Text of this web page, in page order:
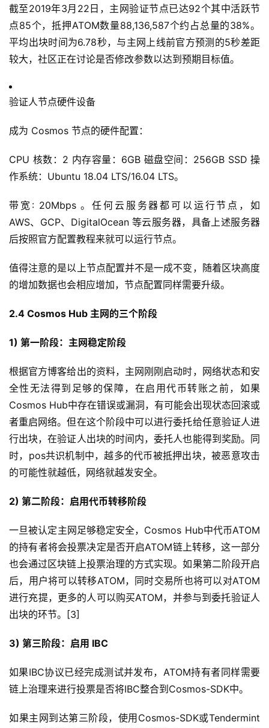
截至2019年3月22日，主网验证节点已达92个其中活跃节
点85个，抵押ATOM数量88,136,587个约占总量的38%。
平均出块时间为6.78秒，与主网上线前官方预测的5秒差距
较大，社区正在讨论是否修改参数以达到预期目标值。
验证人节点硬件设备
成为 Cosmos 节点的硬件配置：
CPU 核数：2 内存容量：6GB 磁盘空间：256GB SSD 操
作系统：Ubuntu 18.04 LTS/16.04 LTS。
带宽: 20Mbps 。任何云服务器都可以运行节点，如
AWS、GCP、DigitalOcean 等云服务器，具备上述服务器
后按照官方配置教程来就可以运行节点。
值得注意的是以上节点配置并不是一成不变，随着区块高度
的增加数据也会相应增加，节点配置同样需要升级。
2.4 Cosmos Hub 主网的三个阶段
1) 第一阶段：主网稳定阶段
根据官方博客给出的资料，主网刚刚启动时，网络状态和安
全性无法得到足够的保障，在启用代币转账之前，如果
Cosmos Hub中存在错误或漏洞，有可能会出现状态回滚或
者重启网络。但在这个阶段中可以进行委托给任意验证人进
行出块，在验证人出块的时间内，委托人也能得到奖励。同
时，pos共识机制中，越多的代币被抵押出块，被恶意攻击
的可能性就越低，网络就越发安全。
2) 第二阶段：启用代币转移阶段
一旦被认定主网足够稳定安全，Cosmos Hub中代币ATOM
的持有者将会投票决定是否开启ATOM链上转移，这一部分
也会通过区块链上投票治理的方式实现。如果第二阶段开启
后，用户将可以转移ATOM，同时交易所也将可以对ATOM
进行充提，更多的人可以购买ATOM，并参与到委托验证人
出块的环节。[3]
3) 第三阶段：启用 IBC
如果IBC协议已经完成测试并发布，ATOM持有者同样需要
链上治理来进行投票是否将IBC整合到Cosmos-SDK中。
如果主网到达第三阶段，使用Cosmos-SDK或Tendermint